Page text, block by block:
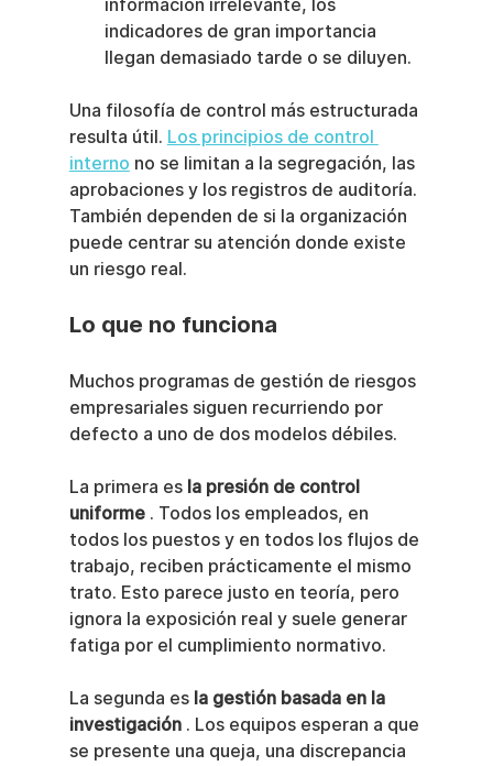
información irrelevante, los
indicadores de gran importancia
llegan demasiado tarde o se diluyen.
Una filosofía de control más estructurada
resulta útil. Los principios de control
interno no se limitan a la segregación, las
aprobaciones y los registros de auditoría.
También dependen de si la organización
puede centrar su atención donde existe
un riesgo real.
Lo que no funciona
Muchos programas de gestión de riesgos
empresariales siguen recurriendo por
defecto a uno de dos modelos débiles.
La primera es la presión de control
uniforme . Todos los empleados, en
todos los puestos y en todos los flujos de
trabajo, reciben prácticamente el mismo
trato. Esto parece justo en teoría, pero
ignora la exposición real y suele generar
fatiga por el cumplimiento normativo.
La segunda es la gestión basada en la
investigación . Los equipos esperan a que
se presente una queja, una discrepancia